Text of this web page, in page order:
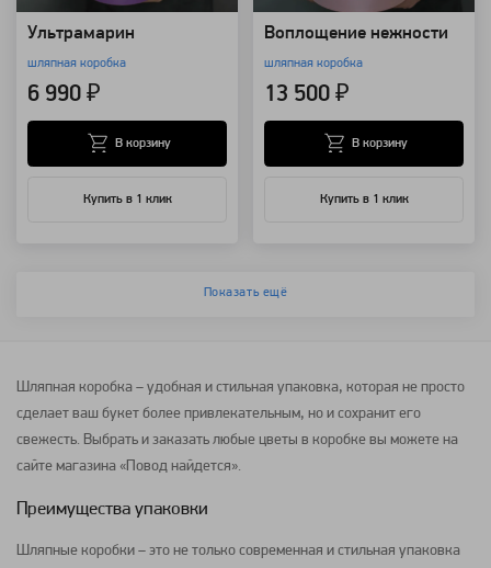
Ультрамарин
шляпная коробка
6 990 ₽
Купить в 1 клик
В корзину
Воплощение нежности
шляпная коробка
13 500 ₽
Купить в 1 клик
В корзину
Показать ещё
Шляпная коробка – удобная и стильная упаковка, которая не просто
сделает ваш букет более привлекательным, но и сохранит его
свежесть. Выбрать и заказать любые цветы в коробке вы можете на
сайте магазина «Повод найдется».
Преимущества упаковки
Шляпные коробки – это не только современная и стильная упаковка